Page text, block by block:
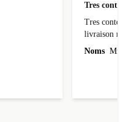
Tres
Tres
Noms